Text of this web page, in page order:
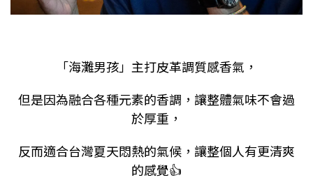
「海灘男孩」主打皮革調質感香氣，
但是因為融合各種元素的香調，讓整體氣味不會過
於厚重，
反而適合台灣夏天悶熱的氣候，讓整個人有更清爽
的感覺👍